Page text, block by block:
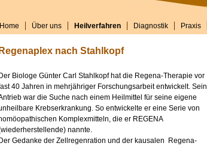
Home Über uns Heilverfahren Diagnostik Praxis
Regenaplex nach Stahlkopf
Biologe Günter Carl Stahlkopf hat die Regena-Therapie vor
40 Jahren in mehrjähriger Forschungsarbeit entwickelt. Sein
war die Suche nach einem Heilmittel für seine eigene
Krebserkrankung. So entwickelte er eine Serie von
Komplexmitteln, die er REGENA
nannte.
Gedanke der Zellregenration und der kausalen Regena-